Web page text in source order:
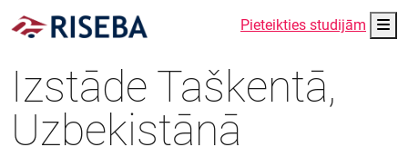
Pieteikties studijām
Izstāde Taškentā,
Uzbekistānā